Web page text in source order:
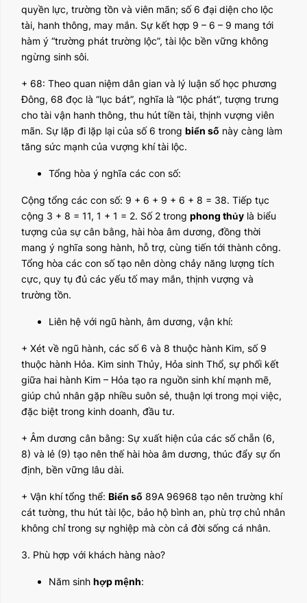
quyền lực, trường tồn và viên mãn; số 6 đại diện cho lộc
tài, hanh thông, may mắn. Sự kết hợp 9 – 6 – 9 mang tới
hàm ý “trường phát trường lộc”, tài lộc bền vững không
ngừng sinh sôi.
+ 68: Theo quan niệm dân gian và lý luận số học phương
Đông, 68 đọc là “lục bát”, nghĩa là “lộc phát”, tượng trưng
cho tài vận hanh thông, thu hút tiền tài, thịnh vượng viên
mãn. Sự lặp đi lặp lại của số 6 trong biển số này càng làm
tăng sức mạnh của vượng khí tài lộc.
Tổng hòa ý nghĩa các con số:
Cộng tổng các con số: 9 + 6 + 9 + 6 + 8 = 38. Tiếp tục
cộng 3 + 8 = 11, 1 + 1 = 2. Số 2 trong phong thủy là biểu
tượng của sự cân bằng, hài hòa âm dương, đồng thời
mang ý nghĩa song hành, hỗ trợ, cùng tiến tới thành công.
Tổng hòa các con số tạo nên dòng chảy năng lượng tích
cực, quy tụ đủ các yếu tố may mắn, thịnh vượng và
trường tồn.
Liên hệ với ngũ hành, âm dương, vận khí:
+ Xét về ngũ hành, các số 6 và 8 thuộc hành Kim, số 9
thuộc hành Hỏa. Kim sinh Thủy, Hỏa sinh Thổ, sự phối kết
giữa hai hành Kim – Hỏa tạo ra nguồn sinh khí mạnh mẽ,
giúp chủ nhân gặp nhiều suôn sẻ, thuận lợi trong mọi việc,
đặc biệt trong kinh doanh, đầu tư.
+ Âm dương cân bằng: Sự xuất hiện của các số chẵn (6,
8) và lẻ (9) tạo nên thế hài hòa âm dương, thúc đẩy sự ổn
định, bền vững lâu dài.
+ Vận khí tổng thể: Biển số 89A 96968 tạo nên trường khí
cát tường, thu hút tài lộc, bảo hộ bình an, phù trợ chủ nhân
không chỉ trong sự nghiệp mà còn cả đời sống cá nhân.
3. Phù hợp với khách hàng nào?
Năm sinh hợp mệnh: